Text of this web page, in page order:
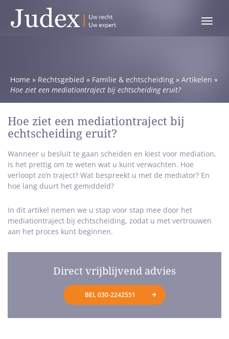
Toggle
Home » Rechtsgebied » Familie & echtscheiding » Artikelen »
Hoe ziet een mediationtraject bij echtscheiding eruit?
Hoe ziet een mediationtraject bij
echtscheiding eruit?
Wanneer u besluit te gaan scheiden en kiest voor mediation,
is het prettig om te weten wat u kunt verwachten. Hoe
verloopt zo’n traject? Wat bespreekt u met de mediator? En
hoe lang duurt het gemiddeld?
In dit artikel nemen we u stap voor stap mee door het
mediationtraject bij echtscheiding, zodat u met vertrouwen
aan het proces kunt beginnen.
Direct vrijblijvend advies
BEL 030-2242551